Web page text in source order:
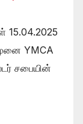
15.04.2025
YMCA
சபையின்